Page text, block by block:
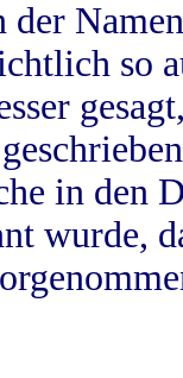
der
so
in
wurde,